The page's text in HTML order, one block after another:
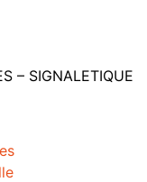
– SIGNALETIQUE